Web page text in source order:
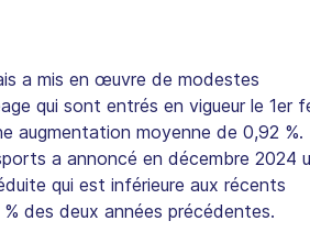
a mis en œuvre de modestes
qui sont entrés en vigueur le 1er
augmentation moyenne de 0,92 %.
a annoncé en décembre 2024
qui est inférieure aux récents
des deux années précédentes.